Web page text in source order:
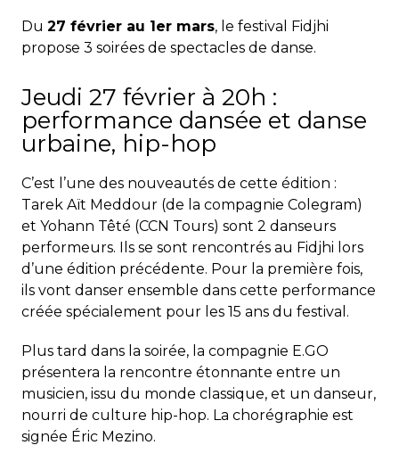
Du 27 février au 1er mars, le festival Fidjhi
propose 3 soirées de spectacles de danse.
Jeudi 27 février à 20h :
performance dansée et danse
urbaine, hip-hop
C’est l’une des nouveautés de cette édition :
Tarek Aït Meddour (de la compagnie Colegram)
et Yohann Têté (CCN Tours) sont 2 danseurs
performeurs. Ils se sont rencontrés au Fidjhi lors
d’une édition précédente. Pour la première fois,
ils vont danser ensemble dans cette performance
créée spécialement pour les 15 ans du festival.
Plus tard dans la soirée, la compagnie E.GO
présentera la rencontre étonnante entre un
musicien, issu du monde classique, et un danseur,
nourri de culture hip-hop. La chorégraphie est
signée Éric Mezino.